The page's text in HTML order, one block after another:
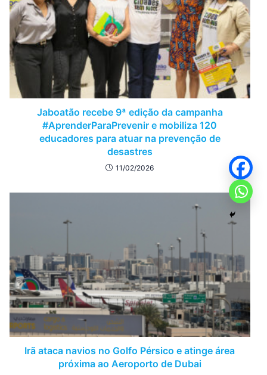
Jaboatão recebe 9ª edição da campanha
#AprenderParaPrevenir e mobiliza 120
educadores para atuar na prevenção de
desastres
11/02/2026
Irã ataca navios no Golfo Pérsico e atinge área
próxima ao Aeroporto de Dubai